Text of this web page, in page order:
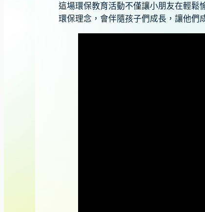
這場環保教育活動不僅讓小朋友在輕鬆
環保理念，會伴隨孩子們成長，讓他們